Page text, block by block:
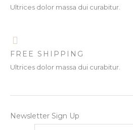
Ultrices dolor massa dui curabitur.
FREE SHIPPING
Ultrices dolor massa dui curabitur.
Newsletter Sign Up